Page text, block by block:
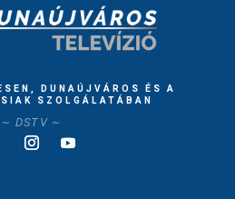
DUNAÚJVÁROS ÉS A
SZOLGÁLATÁBAN
~ DSTV ~